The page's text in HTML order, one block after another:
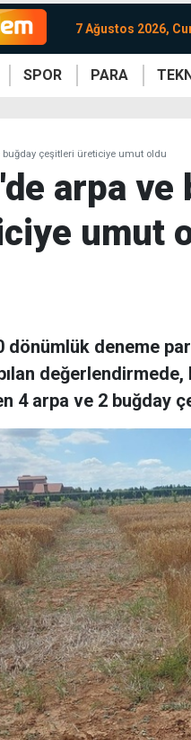
7 Ağustos 2026,
SPOR PARA
çeşitleri üreticiye umut oldu
arpa ve
umut
dönümlük deneme
değerlendirmede,
4 arpa ve 2 buğday